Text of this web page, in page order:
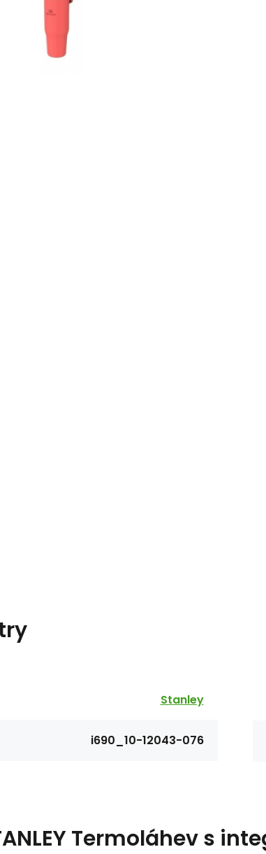
Stanley
i690_10-12043-076
Termoláhev s